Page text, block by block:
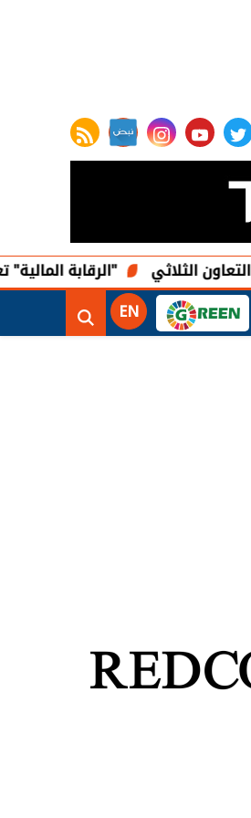
twitter
youtube
instagram
rss feed
"الرقابة المالية" تعدل ضوابط
EN